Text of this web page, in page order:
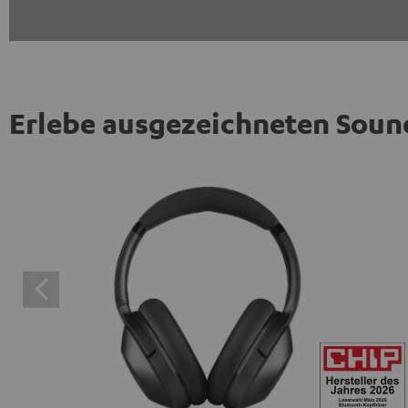
Erlebe ausgezeichneten